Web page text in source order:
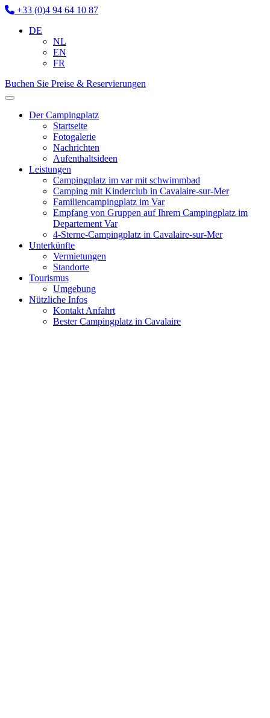
+33 (0)4 94 64 10 87
DE
NL
EN
FR
Buchen Sie Preise & Reservierungen
Der Campingplatz
Startseite
Fotogalerie
Nachrichten
Aufenthaltsideen
Leistungen
Campingplatz im var mit schwimmbad
Camping mit Kinderclub in Cavalaire-sur-Mer
Familiencampingplatz im Var
Empfang von Gruppen auf Ihrem Campingplatz im
Departement Var
4-Sterne-Campingplatz in Cavalaire-sur-Mer
Unterkünfte
Vermietungen
Standorte
Tourismus
Umgebung
Nützliche Infos
Kontakt Anfahrt
Bester Campingplatz in Cavalaire